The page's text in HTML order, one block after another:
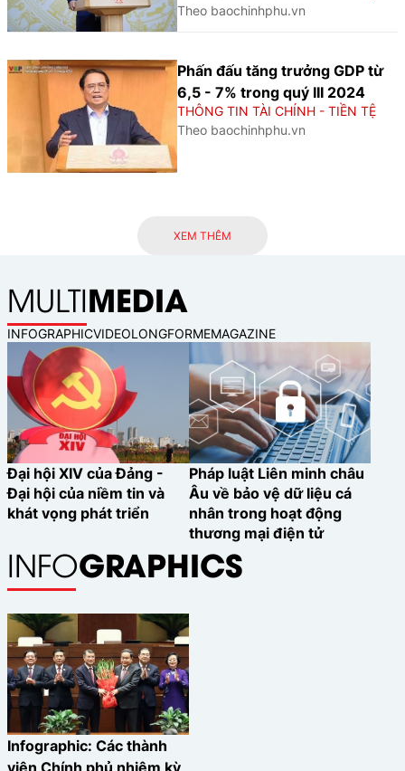
Theo baochinhphu.vn
Phấn đấu tăng trưởng GDP từ
6,5 - 7% trong quý III 2024
THÔNG TIN TÀI CHÍNH - TIỀN TỆ
Theo baochinhphu.vn
XEM THÊM
MULTIMEDIA
INFOGRAPHICVIDEOLONGFORMEMAGAZINE
Đại hội XIV của Đảng -
Đại hội của niềm tin và
khát vọng phát triển
Pháp luật Liên minh châu
Âu về bảo vệ dữ liệu cá
nhân trong hoạt động
thương mại điện tử
INFOGRAPHICS
Infographic: Các thành